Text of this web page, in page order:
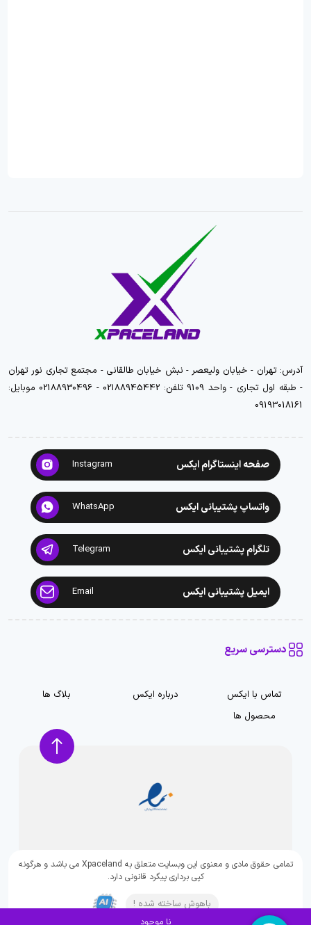
آدرس: تهران - خیابان ولیعصر - نبش خیابان طالقانی - مجتمع تجاری نور تهران
- طبقه اول تجاری - واحد 9109 تلفن: 02188945442 - 02188930496 موبایل:
09193018161
صفحه اینستاگرام ایکس Instagram
واتساپ پشتیبانی ایکس WhatsApp
تلگرام پشتیبانی ایکس Telegram
ایمیل پشتیبانی ایکس Email
دسترسی سریع
تماس با ایکس درباره ایکس
بلاگ ها
محصول ها
تمامی حقوق مادی و معنوی این وبسایت متعلق به Xpaceland می باشد و هرگونه
کپی برداری پیگرد قانونی دارد.
باهوش ساخته شده !
نا موجود